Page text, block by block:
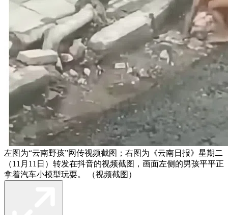
左图为“云南野孩”网传视频截图；右图为《云南日报》星期二
（11月11日）转发在抖音的视频截图，画面左侧的男孩平平正
拿着汽车小模型玩耍。 （视频截图）